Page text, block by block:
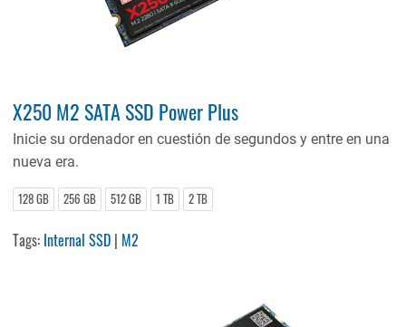
X250 M2 SATA SSD Power Plus
Inicie su ordenador en cuestión de segundos y entre en una
nueva era.
128 GB 256 GB 512 GB 1 TB 2 TB
Tags: Internal SSD | M2